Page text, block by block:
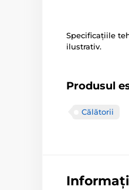
Specificațiile
ilustrativ.
Produsul
Călătorii